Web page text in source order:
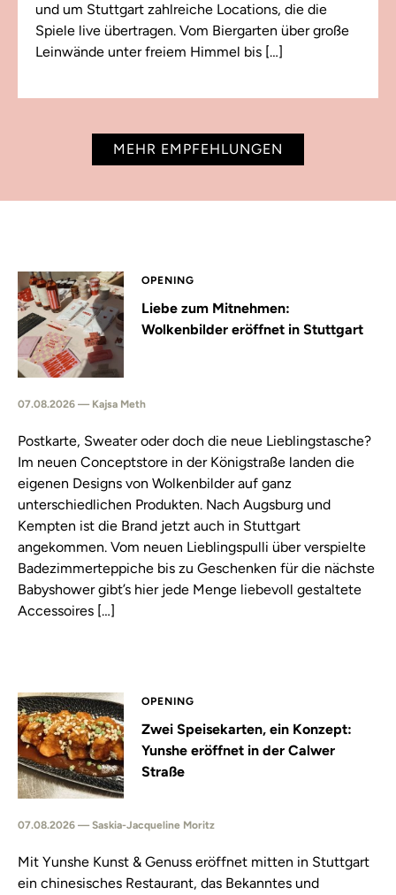
und um Stuttgart zahlreiche Locations, die die
Spiele live übertragen. Vom Biergarten über große
Leinwände unter freiem Himmel bis […]
MEHR EMPFEHLUNGEN
OPENING
Liebe zum Mitnehmen:
Wolkenbilder eröffnet in Stuttgart
07.08.2026 — Kajsa Meth
Postkarte, Sweater oder doch die neue Lieblingstasche?
Im neuen Conceptstore in der Königstraße landen die
eigenen Designs von Wolkenbilder auf ganz
unterschiedlichen Produkten. Nach Augsburg und
Kempten ist die Brand jetzt auch in Stuttgart
angekommen. Vom neuen Lieblingspulli über verspielte
Badezimmerteppiche bis zu Geschenken für die nächste
Babyshower gibt’s hier jede Menge liebevoll gestaltete
Accessoires […]
OPENING
Zwei Speisekarten, ein Konzept:
Yunshe eröffnet in der Calwer
Straße
07.08.2026 — Saskia-Jacqueline Moritz
Mit Yunshe Kunst & Genuss eröffnet mitten in Stuttgart
ein chinesisches Restaurant, das Bekanntes und